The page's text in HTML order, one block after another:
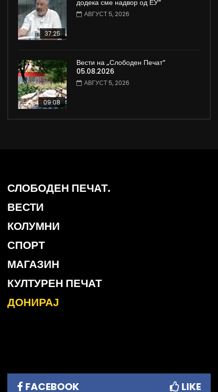
37:25
додека сме надвор од ЕУ“
АВГУСТ 5, 2026
09:08
Вести на „Слободен Печат“
05.08.2026
АВГУСТ 5, 2026
СЛОБОДЕН ПЕЧАТ.
ВЕСТИ
КОЛУМНИ
СПОРТ
МАГАЗИН
КУЛТУРЕН ПЕЧАТ
ДОНИРАЈ
FACEBOOK LIKE